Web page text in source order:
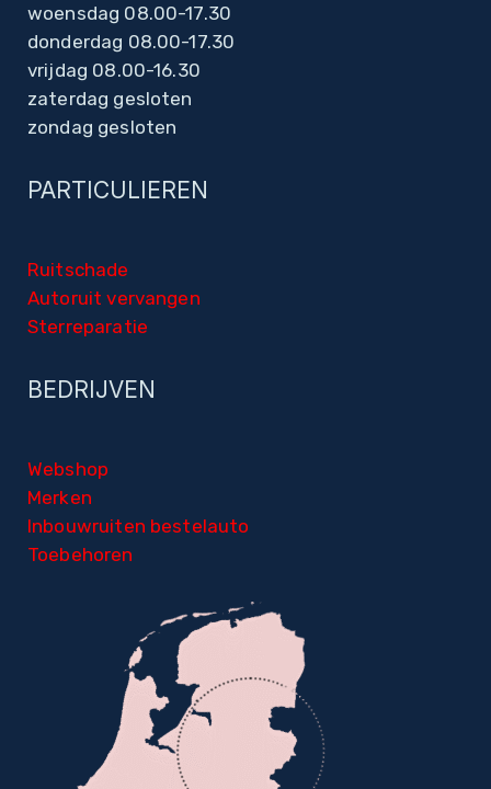
woensdag 08.00-17.30
donderdag 08.00-17.30
vrijdag 08.00-16.30
zaterdag gesloten
zondag gesloten
PARTICULIEREN
Ruitschade
Autoruit vervangen
Sterreparatie
BEDRIJVEN
Webshop
Merken
Inbouwruiten bestelauto
Toebehoren